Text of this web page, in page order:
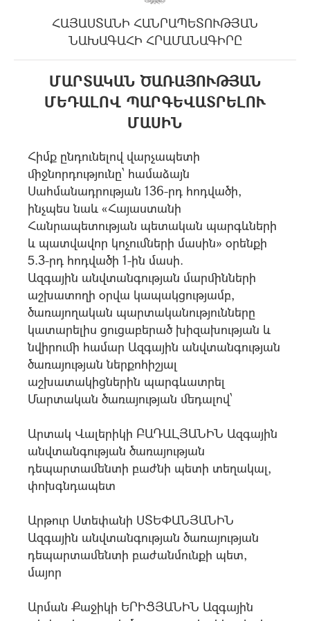
ՀԱՅԱՍՏԱՆԻ ՀԱՆՐԱՊԵՏՈՒԹՅԱՆ
ՆԱԽԱԳԱՀԻ ՀՐԱՄԱՆԱԳԻՐԸ
ՄԱՐՏԱԿԱՆ ԾԱՌԱՅՈՒԹՅԱՆ
ՄԵԴԱԼՈՎ ՊԱՐԳԵՎԱՏՐԵԼՈՒ
ՄԱՍԻՆ
Հիմք ընդունելով վարչապետի
միջնորդությունը՝ համաձայն
Սահմանադրության 136-րդ հոդվածի,
ինչպես նաև «Հայաստանի
Հանրապետության պետական պարգևների
և պատվավոր կոչումների մասին» օրենքի
5.3-րդ հոդվածի 1-ին մասի.
Ազգային անվտանգության մարմինների
աշխատողի օրվա կապակցությամբ,
ծառայողական պարտականությունները
կատարելիս ցուցաբերած խիզախության և
նվիրումի համար Ազգային անվտանգության
ծառայության ներքոհիշյալ
աշխատակիցներին պարգևատրել
Մարտական ծառայության մեդալով՝
Արտակ Վալերիկի ԲԱԴԱԼՅԱՆԻՆ Ազգային
անվտանգության ծառայության
դեպարտամենտի բաժնի պետի տեղակալ,
փոխգնդապետ
Արթուր Ստեփանի ՍՏԵՓԱՆՅԱՆԻՆ
Ազգային անվտանգության ծառայության
դեպարտամենտի բաժանմունքի պետ,
մայոր
Արման Քաջիկի ԵՐԻՑՅԱՆԻՆ Ազգային